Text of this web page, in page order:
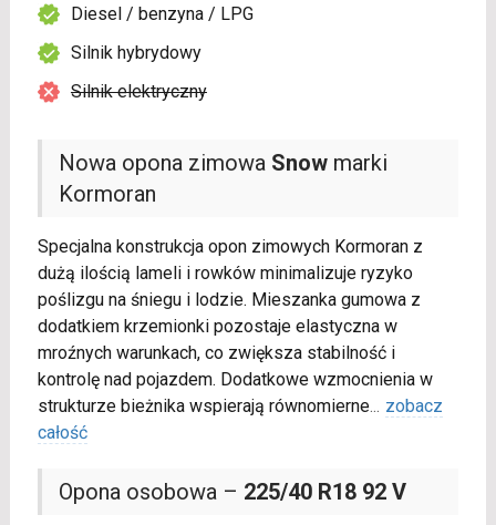
Nowa opona zimowa Snowmarki
Kormoran
Specjalna konstrukcja opon zimowych Kormoran z
dużą ilością lameli i rowków minimalizuje ryzyko
poślizgu na śniegu i lodzie. Mieszanka gumowa z
dodatkiem krzemionki pozostaje elastyczna w
mroźnych warunkach, co zwiększa stabilność i
kontrolę nad pojazdem. Dodatkowe wzmocnienia w
strukturze bieżnika wspierają równomierne... zobacz
całość
Opona osobowa – 225/40 R18 92 V
Diesel / benzyna / LPG
Silnik hybrydowy
Silnik elektryczny